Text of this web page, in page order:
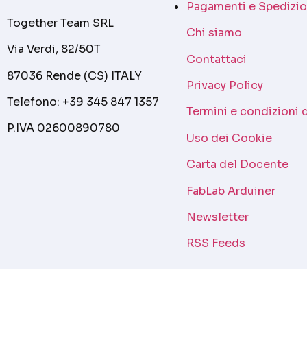
Together Team SRL
Via Verdi, 82/50T
87036 Rende (CS) ITALY
Telefono: +39 345 847 1357
P.IVA 02600890780
Pagamenti e
Chi siamo
Contattaci
Privacy Policy
Termini e condizioni
Uso dei Cookie
Carta del Docente
FabLab Arduiner
Newsletter
RSS Feeds